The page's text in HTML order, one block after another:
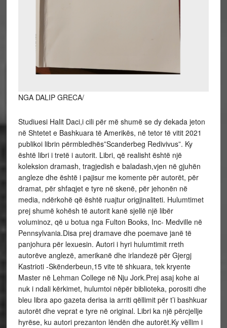
NGA DALIP GRECA/
Studiuesi Halit Daci,i cili për më shumë se dy dekada jeton në Shtetet e Bashkuara të Amerikës, në tetor të vitit 2021 publikoi librin përmbledhës”Scanderbeg Redivivus”. Ky është libri i tretë i autorit. Libri, që realisht është një koleksion dramash, tragjedish e baladash,vjen në gjuhën angleze dhe është i pajisur me komente për autorët, për dramat, për shfaqjet e tyre në skenë, për jehonën në media, ndërkohë që është ruajtur origjinaliteti. Hulumtimet prej shumë kohësh të autorit kanë sjellë një libër voluminoz, që u botua nga Fulton Books, Inc- Medville në Pennsylvania.Disa prej dramave dhe poemave janë të panjohura për lexuesin. Autori i hyri hulumtimit rreth autorëve anglezë, amerikanë dhe irlandezë për Gjergj Kastrioti -Skënderbeun,15 vite të shkuara, tek kryente Master në Lehman College në Nju Jork.Prej asaj kohe ai nuk i ndali kërkimet, hulumtoi nëpër biblioteka, porositi dhe bleu libra apo gazeta derisa ia arriti qëllimit për t’i bashkuar autorët dhe veprat e tyre në original. Libri ka një përcjellje hyrëse, ku autori prezanton lëndën dhe autorët.Ky vëllim i zgjeruar, i pari i këtij lloji, bashkon drama dhe poezi të shkruara nga shkrimtarë dhe poetë anglezë dhe amerikanë në periudha të ndryshme kohore, filluar që nga vitet 1730 e deri në fillim të shekullit XX. Koleksioni voluminoz u ofron lexuesve, kritikëve, studiuesëve të Skënderbeut drama dhe poema pak të njohura ose të mosnjohura fare. Hulumtimet këmbëngulse të Dacit kanë sjellë edhe tituj dramash të humbura, të cilat janë shfaqur nëpër teatro, por nuk u gjendet teksti, kanë humbur. Gjurmët ua ka gjetur nëpër gazetat e kohës, në afishet, në reklamat, e publikuara për disa nga ato që janë luajtur në teatrot e kohës në Amerikë apo Angli. Autori ka bashkëpunuar me biblioteka të universiteteve amerikane. Në përcjelljen që i bën koleksionit të përbashkët të veprave për Skënderbeun, Halit Daci kumton mendimin se ndërsa gjenden kritika letrare për disa nga dramat e hershme mbi Skënderbeun, nuk gjenden të tilla kritika apo promovime për Skënderbeun e Charles Stearns”Scanderbeg ose Princi i Epirit”, të shkruar nga William D. Eaton, vënë në skenë nga Frederick B. Warde, që u shfaq me sukses në shumë teatro në Shtetet e Bashkuara të Amerikës gjatë sezonit 1896-1897. Me interes janë poezitë origjinale “A Ballad of Iscander-beg” e Maurice F. Egan-it,;“Iscander at the Bridge” e George Murphy-t, “Scanderbeg” e Charles T. Ericson apo “Scanderbeg” e Padraic Colum, disa prej të cilave nuk janë përmendur nga studiuesit e Skënderbeut, dhe nuk flitet për to. Në bashkëbisedim me lexuesin përmes librit-koleksion, autori thekson se emri dhe fama e Skënderbeut u përhapën në të gjithë Evropën menjëherë pas vdekjes së heroit nëpërmjet përkthimeve të kronikave të shkruara në latinisht, italisht dhe frëngjisht. Duke filluar nga fillimi i viteve 1500 e më pas, Skënderbeu u shfaq fuqishëm në median botërore në gjuhë të ndryshme.Pranohet gjerësisht se rrëfimi më autentik për Skënderbeun është “Historia de Vita et Gestis Scanderbegi Epirotarum Principis”, shkruar nga Marin Barleti, një humanist, historian dhe prift shqiptar, lindur në Shkodër, ndërroi jetë në Padova, Itali. Pas botimit latinisht në Romë, vepra thelbësore e Barletit u përkthye në disa gjuhë evropiane, duke ndikuar tek historianët, dramaturgët, romancierët, eseistët dhe poetët për vite e vite me radhë.Nën këtë ndikim janë dhe dramat që bashkohen në këtë koleksion. Ky koleksion i veçantë i të pasionuarit pas figurës së heroit Kombëtar, studiuesit Halit Daci, shtë një ribashkim letrar i dramaturgëve, poetëve, interpretuesve dhe ekspertëve të Skënderbeut. Ai përmban drama dhe poezi mjaft të njohura dhe të pa njohura angleze dhe amerikane, së bashku me komente e opinione të shkurtra informative dhe përshkrime të historive të jetës së tyre dhe rrethanat që i krijuan veprat e tyre, motivet, ndikimet etj.Është interesant fakti që vepra mbi Skënderbeun e Charles Stearns u përshtat në programet shkollore për vitin 1878, por ky fakt nuk është i njohur. Në mënyrë të ngjashme “Iscander” melodrama e William Dunseath Eaton, luajtur suksesshëm në disa teatro botërore gjatë sezonit 1897-1898, nuk përmendet fare nga studiuesit dhe kritikët letrarë të Skënderbeut. Ndërsa lexuesi shqiptar thuajse i dijnë përmendësh vargjet e ”Çajd Harold” të Lord Bajronit, ndjehen entiziastë ku flitet edhe për “Tokën e Shqipërisë, ku u ngrit Iskanderi”, nuk ndodh kjo me “Një baladë e Iskander-begut” të Maurice Francis Egan, për të cilën nuk gjenden gjurmë,me përjashtim të një komenti kritik që është shfaqur në prag të botimit të tij fillestar në vitin e largët1896.E njëjta gjë vlen edhe për poezitë “Iscander at the Bridge” të George H. Murphy dhe “Scanderbeg” të Charles Telford Ericson, fragment i kësaj të fundit është publikuar në gazetën “Dielli” në SHBA. Në këtë koleksion veprash, dramash, tragjedish dhe poemash, lexuesit do të gjejnë dramën në pesë akte “Scanderbeg” e shkruar nga William Havard. Kjo dramë botohet e plotë në këtë koleksion në 98 faqe. Kush ishte autori Havard?William Havard (1710-1788) ishte një aktor dhe dramaturg me origjinë irlandeze. Ai u lind në Dublin, Irlandë dhe studioi për mjeksi, por e braktisi profesionin dhe la Dublinin për Londrën, ku u vendos me 1730. Havard interpretoi disa role në teatrin Goodman’s Fields si dhe në Theatre Royal në Drury Lane. Ishte dhe dramaturg. Havardi shkroi katër drama,” Skënderbeu” (1733), “Mbreti Karli i Parë” (1737), “Regulus” (1744) dhe “Ikja” (1763). Pas katër shfaqjeve në teatrin “Goodman’s Fields” më 15 mars 1733,” Skënderbeu” i Havardit u shfaq edhe në disa teatro të tjerë të vendit. Në këtë koleksion është përfshirë edhe tragjedia e dramaturgut George Lillo””Christian Hero”, e cila pas botimit të parë pati dhe një botim të dytë. Tragjedia është e shkruar në pesë akte dhe shtrihet në 70 faqe të koleksionit. Ngjarjet zvillohen në fushat dhe malet e Krujës,metropol i Arbërisë. Kush është autori? Kureshtjen na e shuan libri ku i Halit Dacit.Le ta prezantojmë: George Lillo (3 Shkurt 1691-4 Shtator 1739) ishte i biri i një argjendari holandez në Londër. Ai punonte në biznesin e bizhuterive dhe në të njëjtën kohë shkroi pjesë dramatike për teatrin. Megjithëse Lillo nuk kishte arsim formal, ai pati një ndikim të konsiderueshëm në zhvillimin e tragjedisë. Gjatë jetës së tij, Lillo shkroi disa drama. Përmendim”Tregtari i Londrës ose Historia e George Barnwell” (1731), “Kurioziteti Fatal” (1736) dhe “Elmerick or Justice Triumphant” (1740). Lillo shkroi shumicën e dramave të tij në prozë, por tragjedinë në pesë akte“Christian Hero”- “Heroi i krishterë” kushtuar Skënderbeut e shkroi në vargje.Tragjedia u shfaq katër netë në teatrin Drury Lane në janar 1735 dhe më pas edhe në teatro të tjerë. Në renditjen kronologjike të librit që koleksionon drama dhe poema,vepër tjetër kushtuar heroit të shqiptarëve është “Scanderbeg: Or, Love and Liberty” – “Skënderbeu: Ose Dashuria dhe Liria”, që u shkrua nga Thomas Whincop (2 qershor 1697-1730) dhe u botua pas vdekjes nga e veja e tij, Martha Whincop, në vitin 1747. Kjo është e vetmja dramë e shkruar nga Thomas Whincop.Nuk ka shumë informacion për Thomas Whincop, por dihet se ai qe jetëshkurtër. Në prolog tregohet se Whincop vdiq pa e përfunduar veprën e tij të vetme. Redaktori që e vuri në skenë, John Mottley, rrëfen vdekjen e dramaturgut dhe efektet e një skeme financiare spekulative të njohur si “Flluska e Detit të Jugut”, e cila shkatërroi dhe çoi në depresion shumë investitorë në Angli në vitin1720.“Skënderbeu: Ose Dashuria dhe Liria” e Whincop i vendos ngjarjet në kryeqytetin e Arbërisë, Krujë. Personazhet që veprojnë janë Skënderbeu, Mbreti i Epirit dhe Arbërisë, Araniti-Gjeneral i Skënderbeut, Thopia- Princ Kristian i Greqisë,Sulltan Murati i dytë, Selimana-Sulltaneshë, Amissa, motra e Skënderbeut etj…Drama është me pesë akte. Amerikani Charles Stearns (1753-1826) shkroi dramën “Scanderbeg, or the Princ of Epirus”. Autori u lind në Lunenburg Masachusetts. Ai u diplomua në Kolegjin e Harvardit në 1773.Pas diplomimit, u bë pastor i Kishës në Lincoln, Masachusetts, duke shërbyer në këtë cilësi derisa vdiq më 26 korrik 1826. Së bashku me përgjegjësitë si pastor, Stearns studioi teologji dhe dha mësim në kolegje dhe shkolla.Në 1792, ai u bë drejtuesi i Shkollës Liberale në Lincoln. Ishte inisiativa e tij që drama të bëhej pjesë e rëndësishme e mësimit pedagogjik në Shkollën Liberale.“Skënderbeu ose Princi i Epirit” është shkruar në vargje.Disa detaje rreth jetës së Charles Sternes dhe veprave të tij janë përmbledhur nga Levy Jonathan. “Dialogjet dramatike të Charles Stearns dhe Daci i përshkruan në këtë libër. Një tjetër autor i prezantuar në këtë koleksion të autorëve Skënderbejanë është amerikani William Dunseath Eaton nga Chikago, i njohur si gazetar me emër, korrespondent lufte, shkrimtar i librave të historisë së luftës, poet, analist dhe themeluesi e redaktori i parë i gazetës “Chicago Herald”. Midis botimeve të shumta, Eaton u bë i njohur si autor i Spirit Life: Or Do We Die? botuar në 1920, “Woodrow Wilson: Jeta dhe Vepra” botuar në 1919, “Lufta” botuar në 1918, dhe vepra të tjera, duke përfshirë “Iscander”, të shkruara në 1896.Mendohet se dramaturgu përshtati “Iscanderin” bazuar në romancën e Benjamin Disraeli, “The Rise for Iskander”.Studiuesi Daci shfaq opinionin se për të shkruar dramën”Iskander”, Eaton duket se ka lexuar burime të ndryshme që kanë të bëjnë me historinë e Skënderbeut. Ai mendon se Eaton kishte lexuar, përveç “Rritja e Iscander” të Benjamin Disraelit, edhe historinë e Skënderbeut të Marin Barletit dhe “The captain of the Janizaries”-Kapiteni i Jeniçerëve” të James M. Ludlow. Eaton shkroi një rrëfim të shkurtër historik “The Story of Iskander” për Indianapolis Journal. Është interesant fakti se menjëherë pasi Eaton përfundoi përshtatjen e “Iskander” në qershor 1896, tragjediani i shquar shekspirian Frederick B. Warde dhe kompania e tij në Nju Jork e përshtatën atë për skenë. Frederick B. Warde (1851-1935), i cili luajti rolin e